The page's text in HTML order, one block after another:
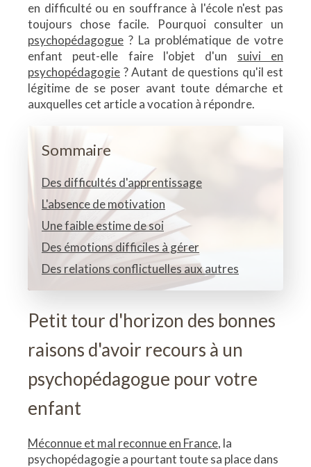
en difficulté ou en souffrance à l'école n'est pas
toujours chose facile. Pourquoi consulter un
psychopédagogue ? La problématique de votre
enfant peut-elle faire l'objet d'un suivi en
psychopédagogie ? Autant de questions qu'il est
légitime de se poser avant toute démarche et
auxquelles cet article a vocation à répondre.
Sommaire
Des difficultés d'apprentissage
L'absence de motivation
Une faible estime de soi
Des émotions difficiles à gérer
Des relations conflictuelles aux autres
Petit tour d'horizon des bonnes
raisons d'avoir recours à un
psychopédagogue pour votre
enfant
Méconnue et mal reconnue en France, la
psychopédagogie a pourtant toute sa place dans